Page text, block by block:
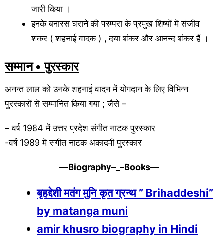
जारी किया ।
इनके बनारस घराने की परम्परा के प्रमुख शिष्यों में संजीव
शंकर ( शहनाई वादक ) , दया शंकर और आनन्द शंकर हैं ।
सम्मान • पुरस्कार
अनन्त लाल को उनके शहनाई वादन में योगदान के लिए विभिन्न
पुरस्कारों से सम्मानित किया गया ; जैसे –
– वर्ष 1984 में उत्तर प्रदेश संगीत नाटक पुरस्कार
-वर्ष 1989 में संगीत नाटक अकादमी पुरस्कार
—Biography–_–Books—
बृहद्देशी मतंग मुनि कृत ग्रन्थ ” Brihaddeshi”
by matanga muni
amir khusro biography in Hindi